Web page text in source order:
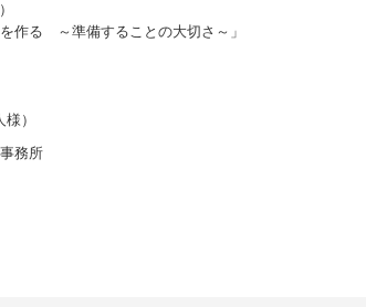
作る ～準備することの大切さ～」
）
務所